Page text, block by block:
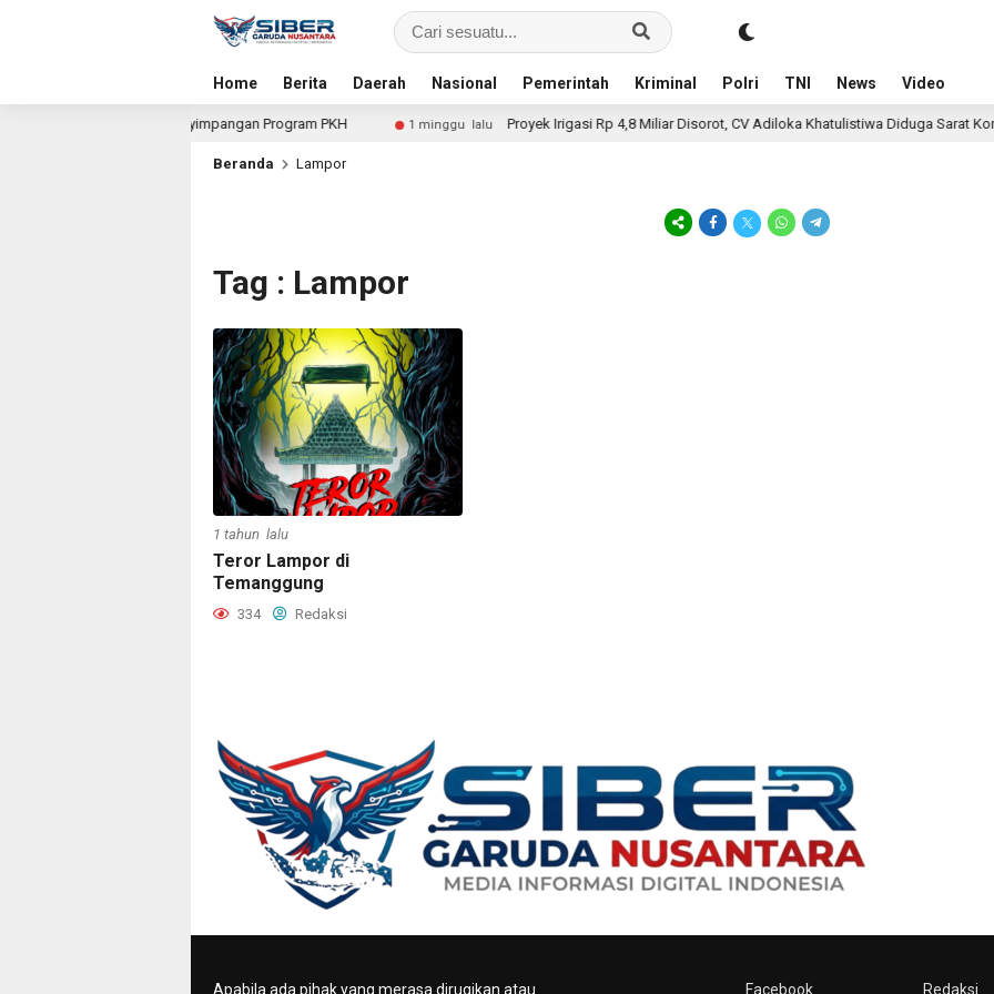
Home Berita Daerah Nasional Pemerintah Kriminal Polri TNI News Video
Dalami Dugaan Penyimpangan Program PKH 1 minggu lalu Proyek Irigasi Rp 4,8 Miliar Disorot, CV Adiloka Khatulistiwa Diduga Sarat Korupsi
Beranda Lampor
Tag : Lampor
1 tahun lalu
Teror Lampor di
Temanggung
334 Redaksi
Facebook Redaksi
Apabila ada pihak yang merasa dirugikan atau